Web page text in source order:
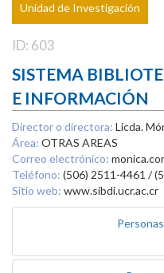
Unidad de Investigación
ID: 603
SISTEMA
E INFORMACIÓN
Director o directora: Licda.
Área: OTRAS AREAS
Correo electrónico:
Teléfono: (506) 2511-4461 /
Sitio web: www.sibdi.ucr.ac.cr